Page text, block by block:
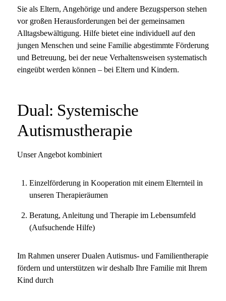
Sie als Eltern, Angehörige und andere Bezugsperson stehen
vor großen Herausforderungen bei der gemeinsamen
Alltagsbewältigung. Hilfe bietet eine individuell auf den
jungen Menschen und seine Familie abgestimmte Förderung
und Betreuung, bei der neue Verhaltensweisen systematisch
eingeübt werden können – bei Eltern und Kindern.
Dual: Systemische
Autismustherapie
Unser Angebot kombiniert
Einzelförderung in Kooperation mit einem Elternteil in
unseren Therapieräumen
Beratung, Anleitung und Therapie im Lebensumfeld
(Aufsuchende Hilfe)
Im Rahmen unserer Dualen Autismus- und Familientherapie
fördern und unterstützen wir deshalb Ihre Familie mit Ihrem
Kind durch